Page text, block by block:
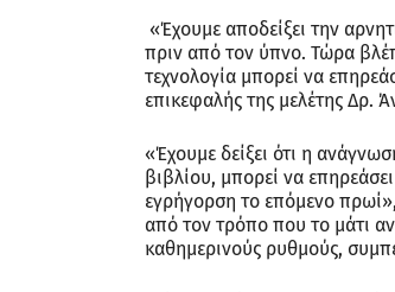
«Έχουμε αποδείξει την
πριν από τον ύπνο. Τώρα
τεχνολογία μπορεί να
επικεφαλής της μελέτης Δρ.
«Έχουμε δείξει ότι η
βιβλίου, μπορεί να
εγρήγορση το επόμενο πρωί»,
από τον τρόπο που το μάτι
καθημερινούς ρυθμούς,